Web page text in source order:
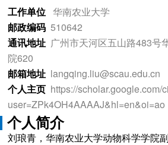
工作单位 华南农业大学
邮政编码 510642
通讯地址 广州市天河区五山路483号
院620
邮箱地址 langqing.liu@scau.edu.cn
个人主页 https://scholar.google.com/
user=ZPk4OH4AAAAJ&hl=en&oi=ao
个人简介
刘琅青，华南农业大学动物科学学院